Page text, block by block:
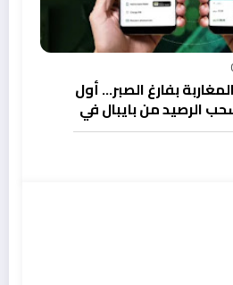
بفارغ الصبر… أول
الرصيد من بايبال في